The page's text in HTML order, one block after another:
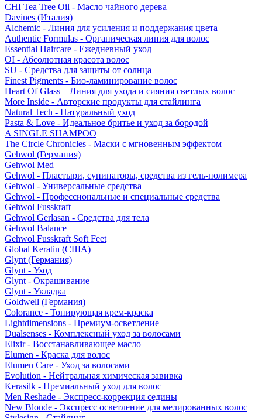
CHI Tea Tree Oil - Масло чайного дерева
Davines (Италия)
Alchemic - Линия для усиления и поддержания цвета
Authentic Formulas - Органическая линия для волос
Essential Haircare - Eжедневный уход
OI - Абсолютная красота волос
SU - Средства для защиты от солнца
Finest Pigments - Био-ламинирование волос
Heart Of Glass – Линия для ухода и сияния светлых волос
More Inside - Авторские продукты для стайлинга
Natural Tech - Натуральный уход
Pasta & Love - Идеальное бритье и уход за бородой
A SINGLE SHAMPOO
The Circle Chronicles - Маски с мгновенным эффектом
Gehwol (Германия)
Gehwol Med
Gehwol - Пластыри, супинаторы, средства из гель-полимера
Gehwol - Универсальные средства
Gehwol - Профессиональные и специальные средства
Gehwol Fusskraft
Gehwol Gerlasan - Средства для тела
Gehwol Balance
Gehwol Fusskraft Soft Feet
Global Keratin (США)
Glynt (Германия)
Glynt - Уход
Glynt - Окрашивание
Glynt - Укладка
Goldwell (Германия)
Colorance - Тонирующая крем-краска
Lightdimensions - Премиум-осветление
Dualsenses - Комплексный уход за волосами
Elixir - Восстанавливающее масло
Elumen - Краска для волос
Elumen Care - Уход за волосами
Evolution - Нейтральная химическая завивка
Kerasilk - Премиальный уход для волос
Men Reshade - Экспресс-коррекция седины
New Blonde - Экспресс осветление для мелированных волос